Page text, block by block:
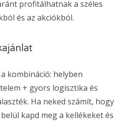
profitálhatnak a széles
és az akciókból.
kombináció: helyben
+ gyors logisztika és
Ha neked számít, hogy
kapd meg a kellékeket és